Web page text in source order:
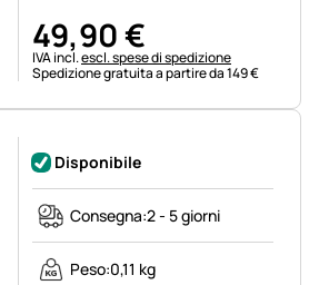
49,90€
Informazioni fiscali:
IVA incl.escl. spese di spedizione
Spedizione gratuita a partire da 149 €
Disponibile
Consegna:2 - 5 giorni
Peso:0,11 kg